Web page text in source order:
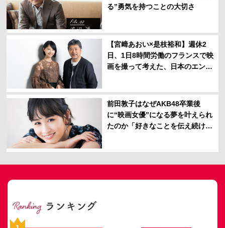
る”勇気を持つことの大切さ
【宮﨑あおい×是枝裕和】週休2
日、1日8時間労働のフランスで映
画を撮って考えた、日本のエンタ
前田敦子はなぜAKB48卒業後
に“映画女優”になる夢を叶えられ
たのか「好きなことを伝え続ける